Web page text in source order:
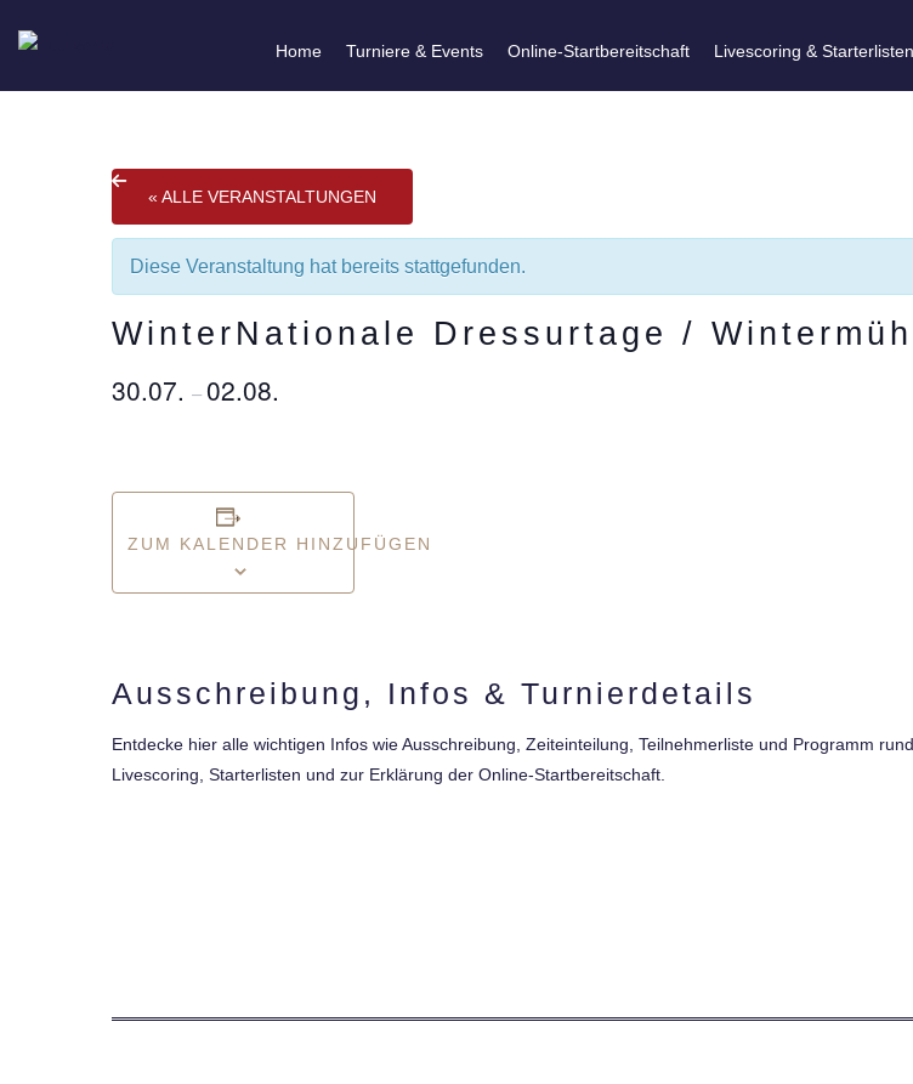
Home Turniere & Events Online-Startbereitschaft Livescoring & Starterlisten
« ALLE VERANSTALTUNGEN
Diese Veranstaltung hat bereits stattgefunden.
WinterNationale Dressurtage /
30.07. – 02.08.
ZUM KALENDER HINZUFÜGEN
Ausschreibung, Infos & Turnierdetails
Entdecke hier alle wichtigen Infos wie Ausschreibung, Zeiteinteilung, Teilnehmerliste und Programm
Livescoring, Starterlisten und zur Erklärung der Online-Startbereitschaft.